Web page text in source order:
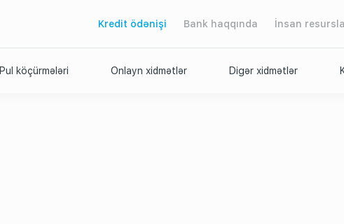
Kredit ödənişi Bank haqqında İnsan
Pul köçürmələri Onlayn xidmətlər Digər xidmətlər